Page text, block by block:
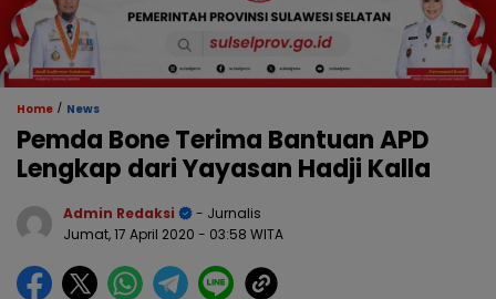
Home / News
Pemda Bone Terima Bantuan APD
Lengkap dari Yayasan Hadji Kalla
Admin Redaksi
- Jurnalis
Jumat, 17 April 2020 - 03:58 WITA